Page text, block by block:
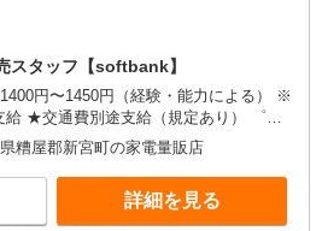
スタッフ【softbank】
円〜1450円（経験・能力による） ※
★交通費別途支給（規定あり） ゜
。・゜+゜・。○。・゜+゜ 入社祝い金10
を紹介頂くと, インセンテ
払い・週払い可能（規程
。○。・゜+゜・。○。・゜+゜
糟屋郡新宮町の家電量販店
詳細を見る